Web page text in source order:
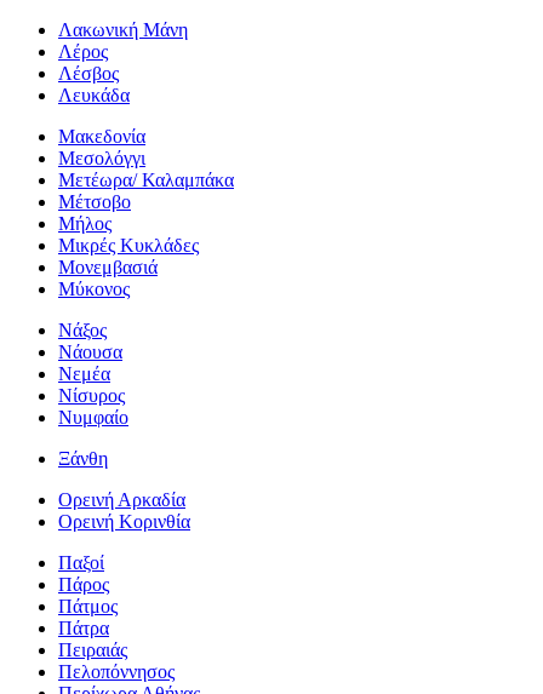
Λακωνική Μάνη
Λέρος
Λέσβος
Λευκάδα
Μακεδονία
Μεσολόγγι
Μετέωρα/ Καλαμπάκα
Μέτσοβο
Μήλος
Μικρές Κυκλάδες
Μονεμβασιά
Μύκονος
Νάξος
Νάουσα
Νεμέα
Νίσυρος
Νυμφαίο
Ξάνθη
Ορεινή Αρκαδία
Ορεινή Κορινθία
Παξοί
Πάρος
Πάτμος
Πάτρα
Πειραιάς
Πελοπόννησος